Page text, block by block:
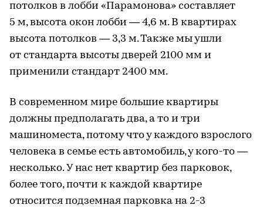
потолков в лобби «Парамонова» составляет
5 м, высота окон лобби — 4,6 м. В квартирах
высота потолков — 3,3 м. Также мы ушли
от стандарта высоты дверей 2100 мм и
применили стандарт 2400 мм.
В современном мире большие квартиры
должны предполагать два, а то и три
машиноместа, потому что у каждого взрослого
человека в семье есть автомобиль, у кого-то —
несколько. У нас нет квартир без парковок,
более того, почти к каждой квартире
относится подземная парковка на 2-3